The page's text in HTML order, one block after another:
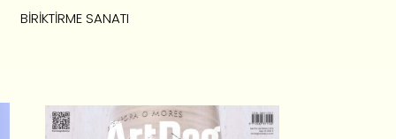
BIRIKTIRME SANATI